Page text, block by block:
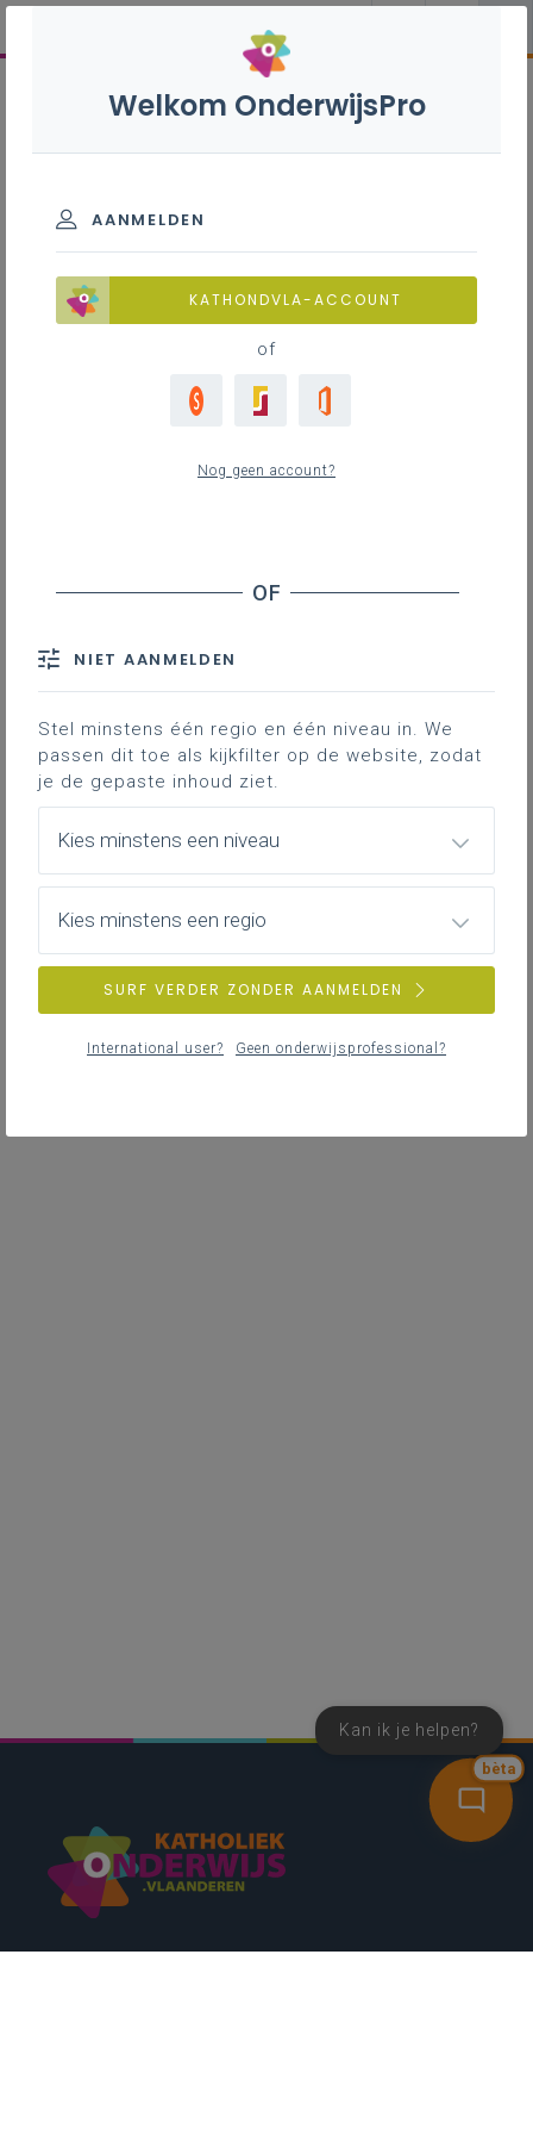
bèta
Kan ik je helpen?
Welkom OnderwijsPro
AANMELDEN
KATHONDVLA-ACCOUNT
of
Nog geen account?
NIET AANMELDEN
Stel minstens één regio en één niveau in. We
passen dit toe als kijkfilter op de website, zodat
je de gepaste inhoud ziet.
Kies minstens een niveau
Kies minstens een regio
SURF VERDER ZONDER AANMELDEN
International user? Geen onderwijsprofessional?